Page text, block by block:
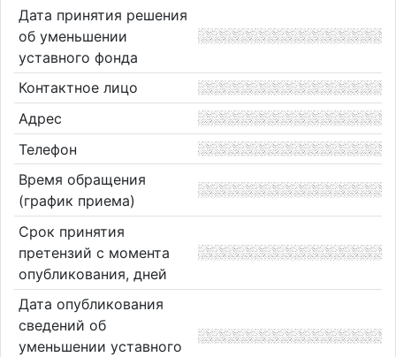
Дата принятия решения
об уменьшении
уставного фонда
Контактное лицо
Адрес
Телефон
Время обращения
(график приема)
Срок принятия
претензий с момента
опубликования, дней
Дата опубликования
сведений об
уменьшении уставного